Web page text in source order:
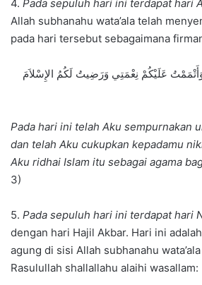
4. Pada sepuluh hari ini terdapat hari
Allah subhanahu wata’ala telah
pada hari tersebut sebagaimana
عَلَيْكُمْ نِعْمَتِي وَرَضِيتُ لَكُمُ الإِسْلاَمَ
Pada hari ini telah Aku sempurnakan
dan telah Aku cukupkan kepadamu
Aku ridhai Islam itu sebagai agama
3)
5. Pada sepuluh hari ini terdapat hari
dengan hari Hajil Akbar. Hari ini
agung di sisi Allah subhanahu
Rasulullah shallallahu alaihi wasallam: